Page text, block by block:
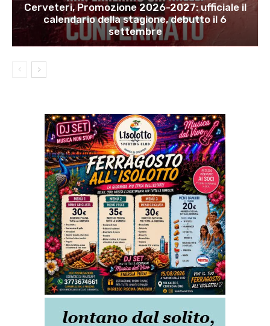
Cerveteri, Promozione 2026-2027: ufficiale il
calendario della stagione, debutto il 6
settembre